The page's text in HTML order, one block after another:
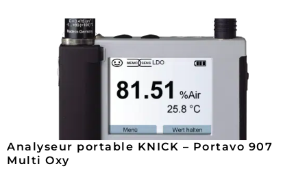
Analyseur portable KNICK – Portavo 907
Multi Oxy